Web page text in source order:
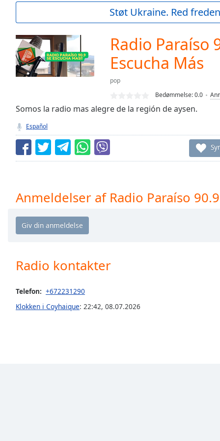
Current
Duration-:-
Loaded:
0.00%
Stream
live,
behind
LIVE
Remaining
Time-
Playback
Rate
Chapters
Descriptions
off,
selected
Støt Ukraine. Red
Radio Paraíso
Escucha Más
pop
Bedømmelse:0.0
Somos la radio mas alegre de la región de aysen.
Español
Anmeldelser af Radio Paraíso
Radio kontakter
Telefon: +672231290
Klokken i Coyhaique: 22:42, 08.07.2026